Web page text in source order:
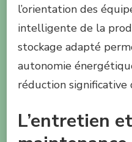
l’orientation des
intelligente de la
stockage adapté
autonomie
réduction significative
L’entretien